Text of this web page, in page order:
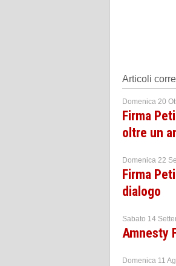
Articoli
Domenica 20
Firma
oltre un
Domenica 22
Firma
dialogo
Sabato 14
Amnesty
Domenica 11